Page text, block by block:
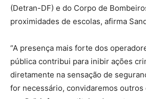
(Detran-DF) e do Corpo de
proximidades de escolas, afirma
“A presença mais forte dos
pública contribui para inibir ações
diretamente na sensação de
for necessário, convidaremos